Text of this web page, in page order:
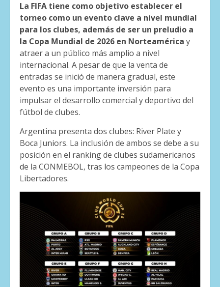
La FIFA tiene como objetivo establecer el
torneo como un evento clave a nivel mundial
para los clubes, además de ser un preludio a
la Copa Mundial de 2026 en Norteamérica y
atraer a un público más amplio a nivel
internacional. A pesar de que la venta de
entradas se inició de manera gradual, este
evento es una importante inversión para
impulsar el desarrollo comercial y deportivo del
fútbol de clubes.
Argentina presenta dos clubes: River Plate y
Boca Juniors. La inclusión de ambos se debe a su
posición en el ranking de clubes sudamericanos
de la CONMEBOL, tras los campeones de la Copa
Libertadores.